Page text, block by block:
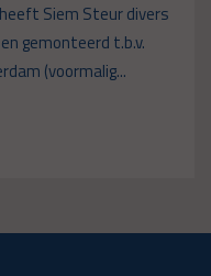
Siem Steur divers
gemonteerd t.b.v.
(voormalig...